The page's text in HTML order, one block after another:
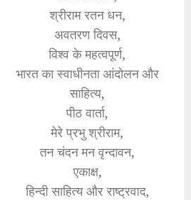
श्रीराम रतन धन,
अवतरण दिवस,
विश्व के महत्वपूर्ण,
भारत का स्वाधीनता आंदोलन और
साहित्य,
पीठ वार्ता,
मेरे प्रभु श्रीराम,
तन चंदन मन वृन्दावन,
एकाक्ष,
हिन्दी साहित्य और राष्ट्रवाद,